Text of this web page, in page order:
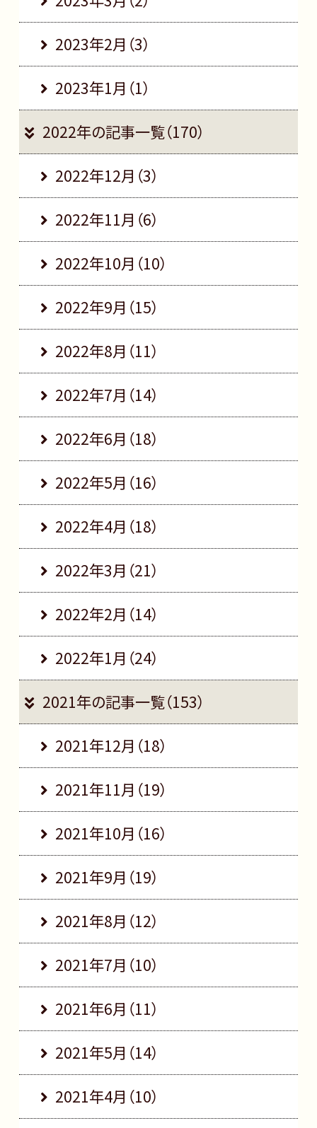
2023年2月（3）
2023年1月（1）
2022年の記事一覧（170）
2022年12月（3）
2022年11月（6）
2022年10月（10）
2022年9月（15）
2022年8月（11）
2022年7月（14）
2022年6月（18）
2022年5月（16）
2022年4月（18）
2022年3月（21）
2022年2月（14）
2022年1月（24）
2021年の記事一覧（153）
2021年12月（18）
2021年11月（19）
2021年10月（16）
2021年9月（19）
2021年8月（12）
2021年7月（10）
2021年6月（11）
2021年5月（14）
2021年4月（10）